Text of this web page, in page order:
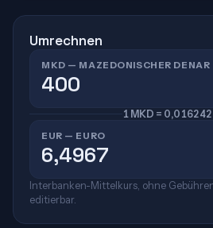
Umrechnen
MKD — MAZEDONISCHER DENAR
1 MKD = 0,016242
EUR — EURO
Interbanken-Mittelkurs, ohne
editierbar.